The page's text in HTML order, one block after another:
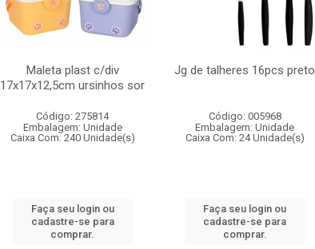
Maleta plast c/div
17x17x12,5cm ursinhos sor
Código: 275814
Embalagem: Unidade
Caixa Com: 240 Unidade(s)
Faça seu login ou
cadastre-se para
comprar.
Jg de talheres 16pcs preto
Código: 005968
Embalagem: Unidade
Caixa Com: 24 Unidade(s)
Faça seu login ou
cadastre-se para
comprar.